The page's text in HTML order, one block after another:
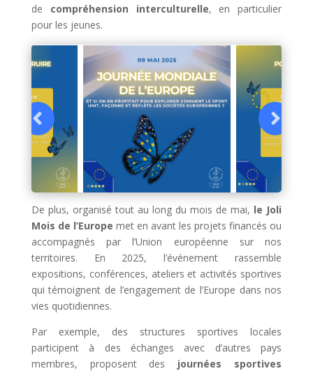
de compréhension interculturelle, en particulier
pour les jeunes.
De plus, organisé tout au long du mois de mai, le Joli
Mois de l’Europe met en avant les projets financés ou
accompagnés par l’Union européenne sur nos
territoires. En 2025, l’événement rassemble
expositions, conférences, ateliers et activités sportives
qui témoignent de l’engagement de l’Europe dans nos
vies quotidiennes.
Par exemple, des structures sportives locales
participent à des échanges avec d’autres pays
membres, proposent des journées sportives